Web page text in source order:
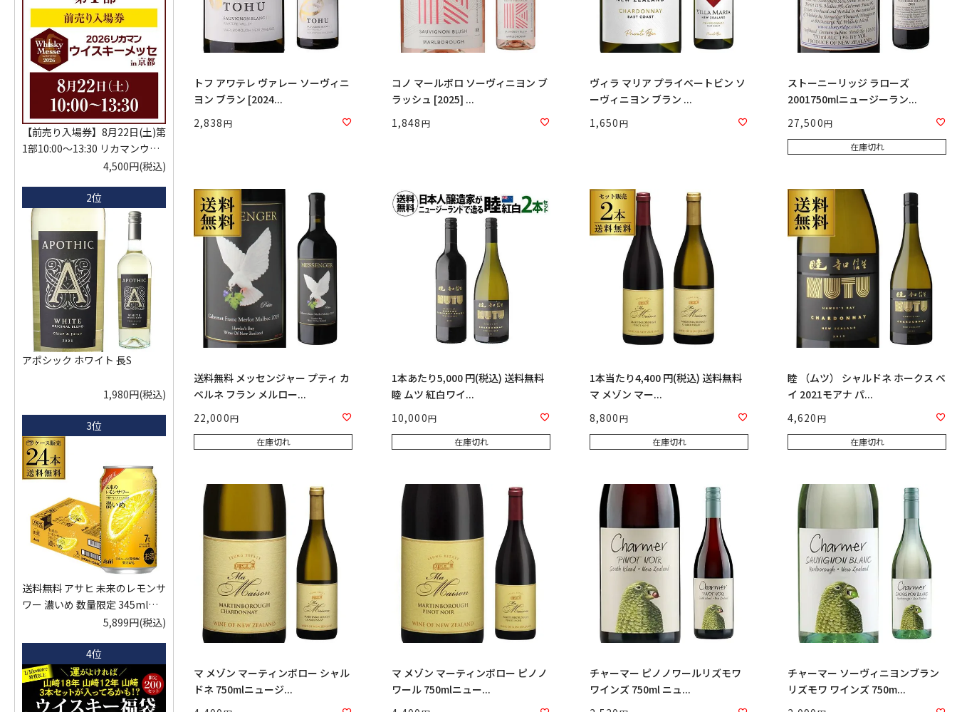
【前売り入場券】8月22日(土)第
1部10:00～13:30 リカマンウイ
スキーメッセ in京都 2026 1枚
中旬】にメールにて配信予定
※代引き決済不可
4,500円(税込)
2位
アポシック ホワイト 長S
1,980円(税込)
3位
送料無料 アサヒ 未来のレモンサ
ワー 濃いめ 数量限定 345ml缶
×24本 1ケース レモンサワー チ
5,899円(税込)
4位
トフ アワテレ ヴァレー ソーヴィニ
ヨン ブラン [2024...
2,838
コノ マールボロ ソーヴィニヨン ブ
ラッシュ [2025] ...
1,848
ヴィラ マリア プライベートビン ソ
ーヴィニヨン ブラン ...
1,650
ストーニーリッジ ラローズ
2001750mlニュージーラン...
27,500
在庫切れ
送料無料 メッセンジャー プティ カ
ベルネ フラン メルロー...
22,000
在庫切れ
1本あたり5,000 円(税込) 送料無料
睦 ムツ 紅白ワイ...
10,000
在庫切れ
1本当たり4,400 円(税込) 送料無料
マ メゾン マー...
8,800
在庫切れ
睦 （ムツ） シャルドネ ホークス ベ
イ 2021モアナ パ...
4,620
在庫切れ
マ メゾン マーティンボロー シャル
ドネ 750mlニュージ...
マ メゾン マーティンボロー ピノノ
ワール 750mlニュー...
チャーマー ピノノワールリズモワ
ワインズ 750ml ニュ...
チャーマー ソーヴィニヨンブラン
リズモワ ワインズ 750m...